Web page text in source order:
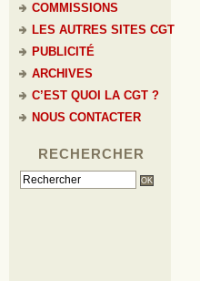
COMMISSIONS
LES AUTRES SITES CGT
PUBLICITÉ
ARCHIVES
C’EST QUOI LA CGT ?
NOUS CONTACTER
RECHERCHER